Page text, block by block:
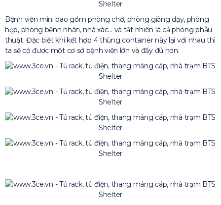
Bệnh viện mini bao gồm phòng chờ, phòng giảng dạy, phòng
họp, phòng bệnh nhân, nhà xác… và tất nhiên là cả phòng phẫu
thuật. Đặc biệt khi kết hợp 4 thùng container này lại với nhau thì
ta sẽ có được một cơ sở bệnh viện lớn và đầy đủ hơn.